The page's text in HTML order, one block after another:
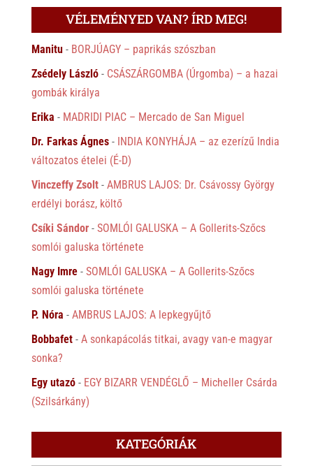
VÉLEMÉNYED VAN? ÍRD MEG!
Manitu- BORJÚAGY – paprikás szószban
Zsédely László- CSÁSZÁRGOMBA (Úrgomba) – a hazai
gombák királya
Erika - MADRIDI PIAC – Mercado de San Miguel
Dr. Farkas Ágnes- INDIA KONYHÁJA – az ezerízű India
változatos ételei (É-D)
Vinczeffy Zsolt- AMBRUS LAJOS: Dr. Csávossy György
erdélyi borász, költő
Csíki Sándor- SOMLÓI GALUSKA – A Gollerits-Szőcs
somlói galuska története
Nagy Imre- SOMLÓI GALUSKA – A Gollerits-Szőcs
somlói galuska története
P. Nóra - AMBRUS LAJOS: A lepkegyűjtő
Bobbafet- A sonkapácolás titkai, avagy van-e magyar
sonka?
Egy utazó- EGY BIZARR VENDÉGLŐ – Micheller Csárda
(Szilsárkány)
KATEGÓRIÁK